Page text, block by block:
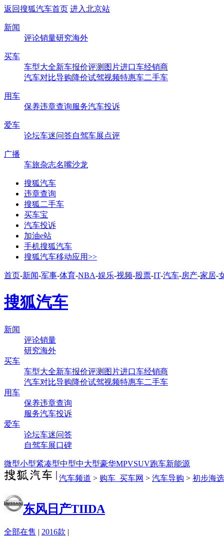
返回搜狐汽车首页 进入北京站
新闻
评论销量研究海外
买车
车型大全新车报价评测 图片进口车经销商
汽车对比导购降价试驾视频特惠车二手车
用车
保养违章查询服务汽车投诉
爱车
论坛车迷问答自驾车展点评
广播
车旅杂志名嘴沙龙
搜狐汽车
违章查询
搜狐二手车
买车宝
汽车投诉
加油e站
手机搜狐汽车
搜狐汽车移动应用>>
首页-新闻-军事-体育-NBA-娱乐-视频-股票-IT-汽车-房产-家居-
搜狐汽车
新闻
评论销量
研究海外
买车
车型大全新车报价评测 图片进口车经销商
汽车对比导购降价试驾视频特惠车二手车
用车
保养违章查询
服务汽车投诉
爱车
论坛车迷问答
自驾车展口碑
微型小型紧凑型中型中大型豪华MPVSUV跑车新能源
汽车频道 > 购车_买车网 > 汽车导购 > 初步海选
东风日产TIIDA
全部在售 | 2016款 |